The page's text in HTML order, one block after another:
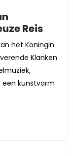
ReisDe
van
Een
het Koningin
Klanken
kunstvorm